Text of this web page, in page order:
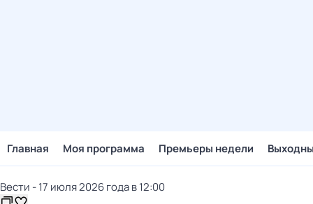
Главная Моя программа Премьеры недели
Вести - 17 июля 2026 года в 12:00